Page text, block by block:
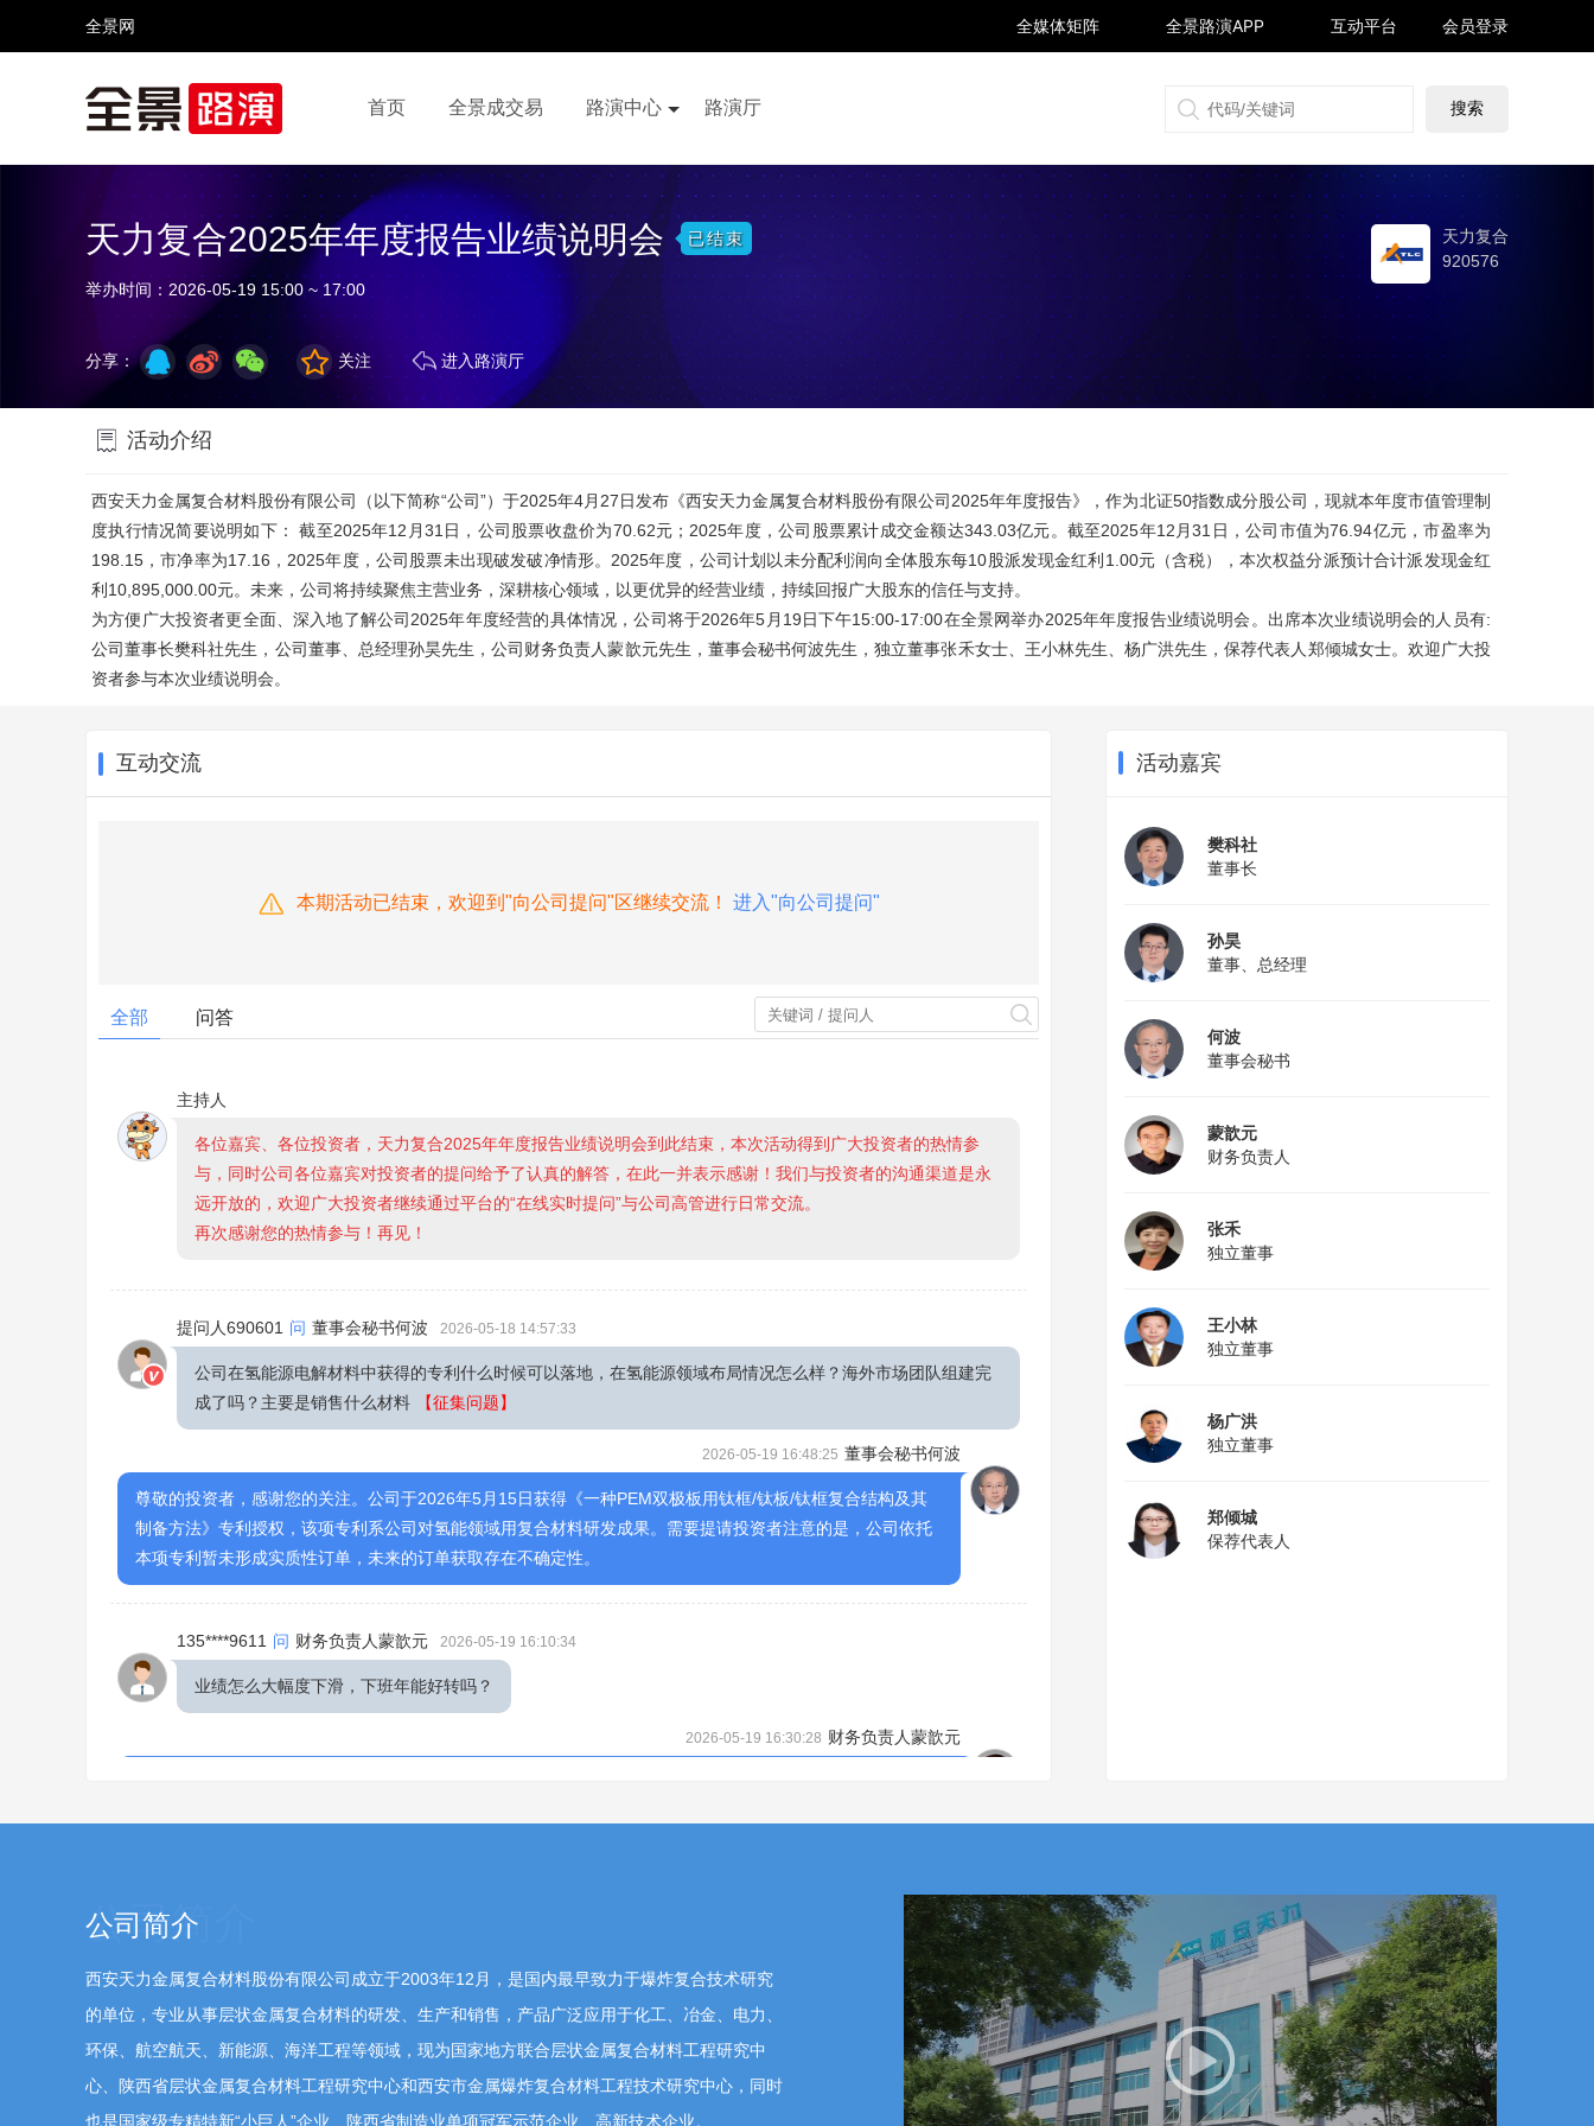
全景网 全媒体矩阵
视频号 全景网官微 微信公众号 头条号 百家号 抖音号 快手号 喜马拉雅 财富号 搜狐号 同顺号 雪球号 生活号
全景路演APP 互动平台 会员登录
首页 全景成交易 路演中心 路演厅
天力复合2025年年度报告业绩说明会 已结束
天力复合
920576
举办时间： 2026-05-19 15:00 ~ 17:00
分享： 关注 进入路演厅
活动介绍
西安天力金属复合材料股份有限公司（以下简称“公司”）于2025年4月27日发布《西安天力金属复合材料股份有限公司2025年年度报告》，作为北证50指数成分股公司，现就本年度市值管理制
度执行情况简要说明如下： 截至2025年12月31日，公司股票收盘价为70.62元；2025年度，公司股票累计成交金额达343.03亿元。截至2025年12月31日，公司市值为76.94亿元，市盈率为
198.15，市净率为17.16，2025年度，公司股票未出现破发破净情形。2025年度，公司计划以未分配利润向全体股东每10股派发现金红利1.00元（含税），本次权益分派预计合计派发现金红
利10,895,000.00元。未来，公司将持续聚焦主营业务，深耕核心领域，以更优异的经营业绩，持续回报广大股东的信任与支持。
为方便广大投资者更全面、深入地了解公司2025年年度经营的具体情况，公司将于2026年5月19日下午15:00-17:00在全景网举办2025年年度报告业绩说明会。出席本次业绩说明会的人员有:
公司董事长樊科社先生，公司董事、总经理孙昊先生，公司财务负责人蒙歆元先生，董事会秘书何波先生，独立董事张禾女士、王小林先生、杨广洪先生，保荐代表人郑倾城女士。欢迎广大投
资者参与本次业绩说明会。
互动交流
本期活动已结束，欢迎到"向公司提问"区继续交流！ 进入"向公司提问"
全部 问答
主持人
各位嘉宾、各位投资者，天力复合2025年年度报告业绩说明会到此结束，本次活动得到广大投资者的热情参
与，同时公司各位嘉宾对投资者的提问给予了认真的解答，在此一并表示感谢！我们与投资者的沟通渠道是永
远开放的，欢迎广大投资者继续通过平台的“在线实时提问”与公司高管进行日常交流。
再次感谢您的热情参与！再见！
提问人690601 问 董事会秘书何波 2026-05-18 14:57:33
公司在氢能源电解材料中获得的专利什么时候可以落地，在氢能源领域布局情况怎么样？海外市场团队组建完
成了吗？主要是销售什么材料
【征集问题】
2026-05-19 16:48:25 董事会秘书何波
尊敬的投资者，感谢您的关注。公司于2026年5月15日获得《一种PEM双极板用钛框/钛板/钛框复合结构及其
制备方法》专利授权，该项专利系公司对氢能领域用复合材料研发成果。需要提请投资者注意的是，公司依托
本项专利暂未形成实质性订单，未来的订单获取存在不确定性。
135****9611 问 财务负责人蒙歆元 2026-05-19 16:10:34
业绩怎么大幅度下滑，下班年能好转吗？
2026-05-19 16:30:28 财务负责人蒙歆元
优势高端市场的行业地位；同时，公司将始终坚持以研发创新与市场开拓双轮驱动战略，加速新质生产力培
育，全面增强抗风险能力与核心竞争力。
180****6158 问 董事会秘书何波 2026-05-19 16:01:47
年报里说公司电网工程研发投入大，是否有相关的技术或者订单储备？
董事会秘书何波
活动嘉宾
樊科社
董事长
孙昊
董事、总经理
何波
董事会秘书
蒙歆元
财务负责人
张禾
独立董事
王小林
独立董事
杨广洪
独立董事
郑倾城
保荐代表人
公司简介
西安天力金属复合材料股份有限公司成立于2003年12月，是国内最早致力于爆炸复合技术研究
的单位，专业从事层状金属复合材料的研发、生产和销售，产品广泛应用于化工、冶金、电力、
环保、航空航天、新能源、海洋工程等领域，现为国家地方联合层状金属复合材料工程研究中
心、陕西省层状金属复合材料工程研究中心和西安市金属爆炸复合材料工程技术研究中心，同时
也是国家级专精特新“小巨人”企业、陕西省制造业单项冠军示范企业、高新技术企业。